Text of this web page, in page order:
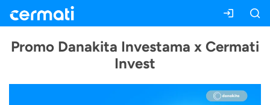
Promo Danakita Investama x Cermati
Invest